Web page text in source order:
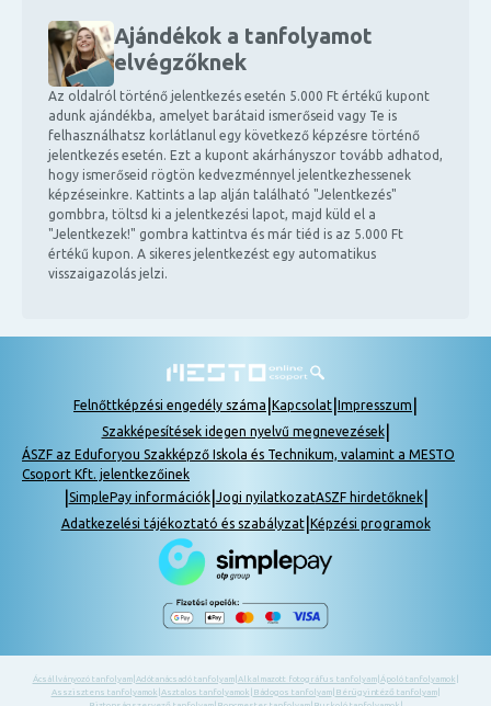
Ajándékok a tanfolyamot
elvégzőknek
Az oldalról történő jelentkezés esetén 5.000 Ft értékű kupont
adunk ajándékba, amelyet barátaid ismerőseid vagy Te is
felhasználhatsz korlátlanul egy következő képzésre történő
jelentkezés esetén. Ezt a kupont akárhányszor tovább adhatod,
hogy ismerőseid rögtön kedvezménnyel jelentkezhessenek
képzéseinkre. Kattints a lap alján található "Jelentkezés"
gombbra, töltsd ki a jelentkezési lapot, majd küld el a
"Jelentkezek!" gombra kattintva és már tiéd is az 5.000 Ft
értékű kupon. A sikeres jelentkezést egy automatikus
visszaigazolás jelzi.
Felnőttképzési engedély száma Kapcsolat Impresszum
Szakképesítések idegen nyelvű megnevezések|
ÁSZF az Eduforyou Szakképző Iskola és Technikum, valamint a MESTO
Csoport Kft. jelentkezőinek
SimplePay információk| Jogi nyilatkozatASZF hirdetőknek|
Adatkezelési tájékoztató és szabályzat| Képzési programok
Ácsállványozó tanfolyam| Adótanácsadó tanfolyam| Alkalmazott fotográfus tanfolyam| Ápoló tanfolyamok
Asszisztens tanfolyamok Asztalos tanfolyamok Bádogos tanfolyam| Bérügyintéző tanfolyam|